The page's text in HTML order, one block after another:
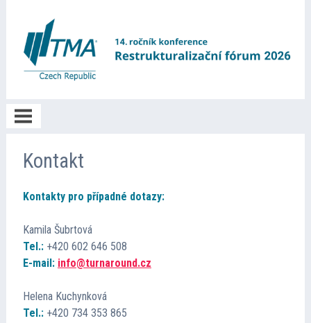
O akci
Informace
Registrace
Program
Kontakt
Kontakty pro případné dotazy:
Kamila Šubrtová
Tel.:+420 602 646 508
E-mail: info@turnaround.cz
Helena Kuchynková
Tel.: +420 734 353 865